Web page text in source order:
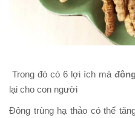
Trong đó có 6 lợi ích mà
lại cho con người
Đông trùng hạ thảo có thể